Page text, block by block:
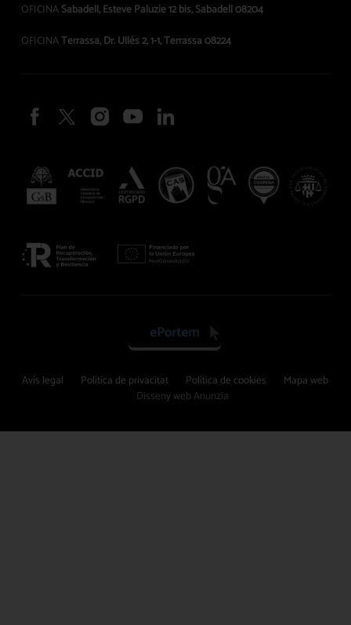
OFICINASabadell, Esteve Paluzie 12 bis, Sabadell 08204
OFICINATerrassa, Dr. Ullés 2, 1-1, Terrassa 08224
Avís legal Política de privacitat Política de cookies
Mapa web
Disseny web Anunzia